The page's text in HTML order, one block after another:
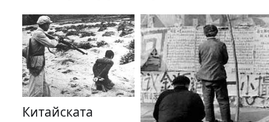
Китайската